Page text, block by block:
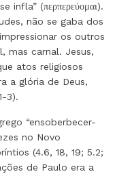
(περπερεύομαι).
não se gaba dos
os outros
mas carnal. Jesus,
atos religiosos
a glória de Deus,
3).
“ensoberbecer-
no Novo
(4.6, 18, 19; 5.2;
de Paulo era a